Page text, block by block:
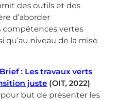
des outils et des
d’aborder
vertes
qu’au niveau de la mise
: Les travaux verts
juste (OIT, 2022)
but de présenter les